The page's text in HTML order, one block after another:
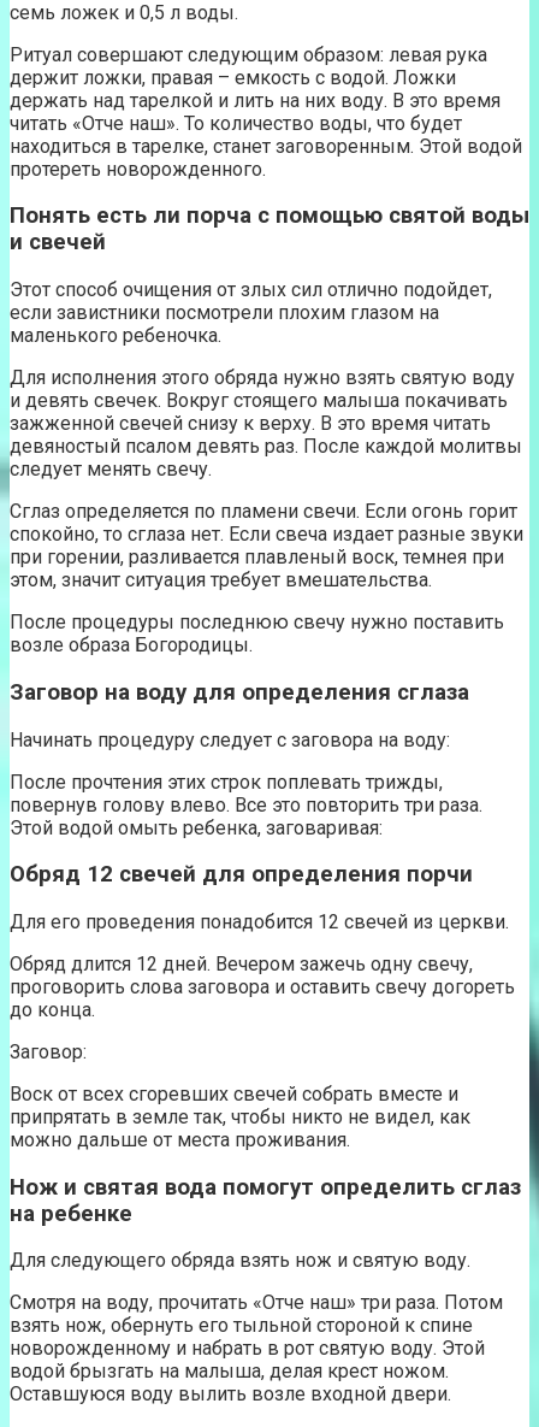
семь ложек и 0,5 л воды.
Ритуал совершают следующим образом: левая рука
держит ложки, правая – емкость с водой. Ложки
держать над тарелкой и лить на них воду. В это время
читать «Отче наш». То количество воды, что будет
находиться в тарелке, станет заговоренным. Этой водой
протереть новорожденного.
Понять есть ли порча с помощью святой воды
и свечей
Этот способ очищения от злых сил отлично подойдет,
если завистники посмотрели плохим глазом на
маленького ребеночка.
Для исполнения этого обряда нужно взять святую воду
и девять свечек. Вокруг стоящего малыша покачивать
зажженной свечей снизу к верху. В это время читать
девяностый псалом девять раз. После каждой молитвы
следует менять свечу.
Сглаз определяется по пламени свечи. Если огонь горит
спокойно, то сглаза нет. Если свеча издает разные звуки
при горении, разливается плавленый воск, темнея при
этом, значит ситуация требует вмешательства.
После процедуры последнюю свечу нужно поставить
возле образа Богородицы.
Заговор на воду для определения сглаза
Начинать процедуру следует с заговора на воду:
После прочтения этих строк поплевать трижды,
повернув голову влево. Все это повторить три раза.
Этой водой омыть ребенка, заговаривая:
Обряд 12 свечей для определения порчи
Для его проведения понадобится 12 свечей из церкви.
Обряд длится 12 дней. Вечером зажечь одну свечу,
проговорить слова заговора и оставить свечу догореть
до конца.
Заговор:
Воск от всех сгоревших свечей собрать вместе и
припрятать в земле так, чтобы никто не видел, как
можно дальше от места проживания.
Нож и святая вода помогут определить сглаз
на ребенке
Для следующего обряда взять нож и святую воду.
Смотря на воду, прочитать «Отче наш» три раза. Потом
взять нож, обернуть его тыльной стороной к спине
новорожденному и набрать в рот святую воду. Этой
водой брызгать на малыша, делая крест ножом.
Оставшуюся воду вылить возле входной двери.